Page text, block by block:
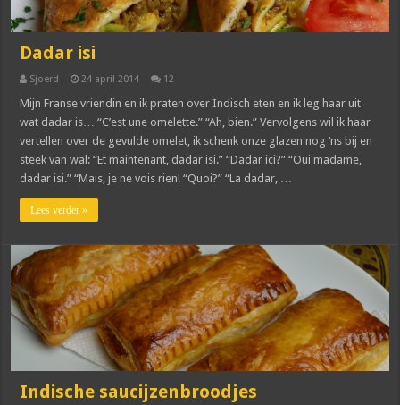
Dadar isi
Sjoerd 24 april 2014 12
Mijn Franse vriendin en ik praten over Indisch eten en ik leg haar uit
wat dadar is… “C’est une omelette.” “Ah, bien.” Vervolgens wil ik haar
vertellen over de gevulde omelet, ik schenk onze glazen nog ‘ns bij en
steek van wal: “Et maintenant, dadar isi.” “Dadar ici?” “Oui madame,
dadar isi.” “Mais, je ne vois rien! “Quoi?” “La dadar, …
Lees verder »
Indische saucijzenbroodjes